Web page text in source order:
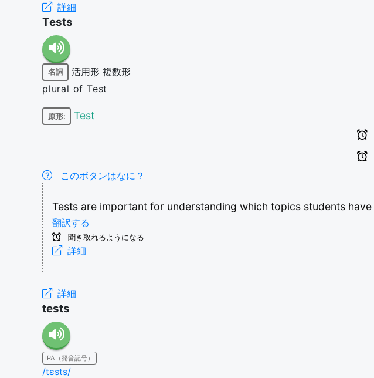
詳細
Tests
名詞 活用形 複数形
plural of Test
原形: Test
このボタンはなに？
Tests are important for understanding which topics students have
翻訳する
聞き取れるようになる
詳細
詳細
tests
IPA（発音記号）
/tɛsts/